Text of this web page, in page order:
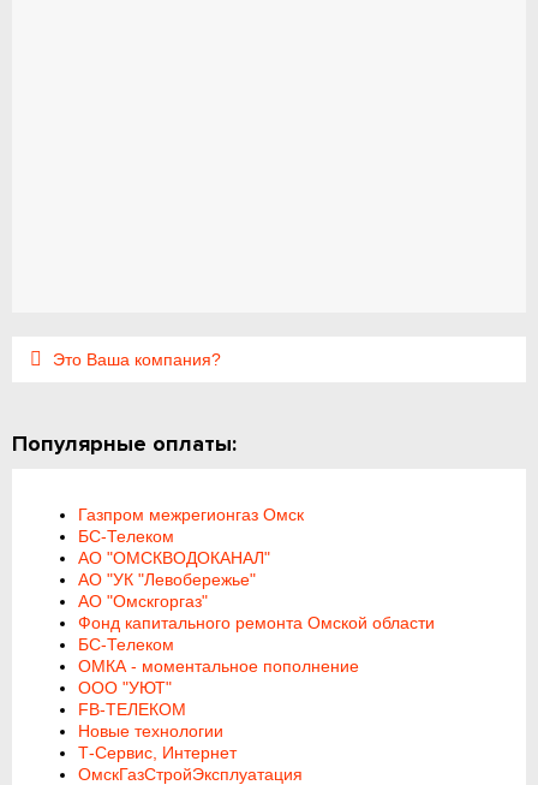
Это Ваша компания?
Популярные оплаты:
Газпром межрегионгаз Омск
БС-Телеком
АО "ОМСКВОДОКАНАЛ"
АО "УК "Левобережье"
АО "Омскгоргаз"
Фонд капитального ремонта Омской области
БС-Телеком
ОМКА - моментальное пополнение
ООО "УЮТ"
FB-ТЕЛЕКОМ
Новые технологии
Т-Сервис, Интернет
ОмскГазСтройЭксплуатация